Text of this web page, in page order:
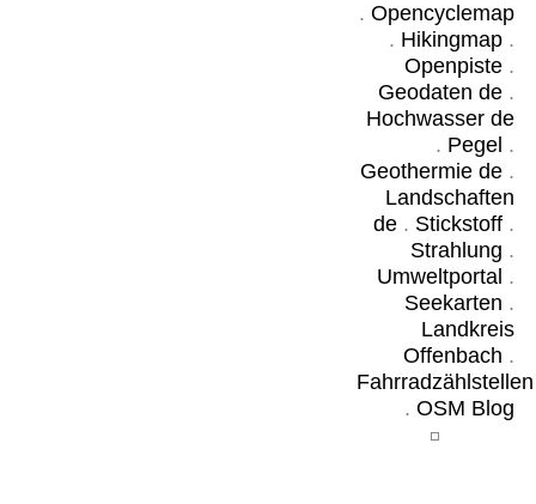
. Opencyclemap
. Hikingmap.
Openpiste.
Geodaten de.
Hochwasser de
. Pegel .
Geothermie de.
Landschaften
de. Stickstoff.
Strahlung .
Umweltportal .
Seekarten .
Landkreis
Offenbach .
Fahrradzählstellen
. OSM Blog